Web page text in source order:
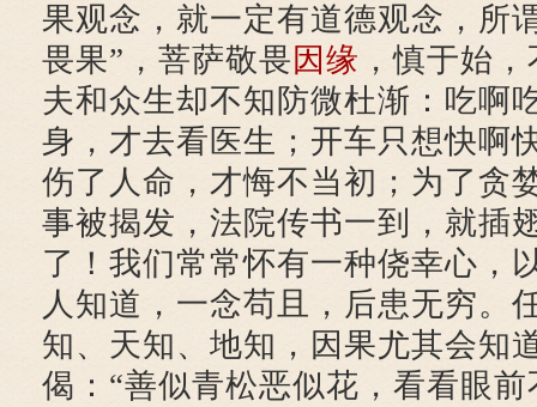
果观念，就一定有道德观念，所
畏果”，菩萨敬畏 因缘 ，慎于始
夫和众生却不知防微杜渐：吃啊
身，才去看医生；开车只想快啊
伤了人命，才悔不当初；为了贪
事被揭发，法院传书一到，就插
了！我们常常怀有一种侥幸心，
人知道，一念苟且，后患无穷。
知、天知、地知，因果尤其会知
偈：“善似青松恶似花，看看眼